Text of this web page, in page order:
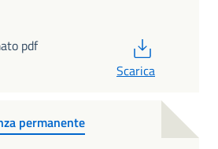
pdf
Scarica
permanente